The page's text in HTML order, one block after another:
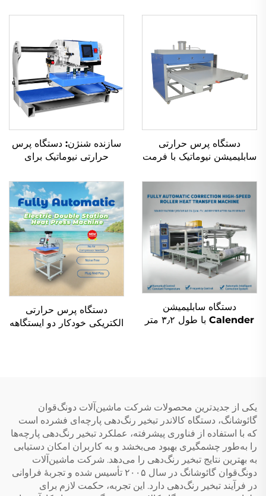
دستگاه پرس حرارتی
سابلیمیشن نیوماتیک با فرمت
چاپگر تخت‌بستری
تک‌سیلندری در شرایط جدید
سازنده شنژن: دستگاه پرس
حرارتی نیوماتیک برای
پیراهن‌ها با استفاده از وینیل،
مناسب برای پرس خودکار
DTF با ابعاد ۸×۸ اینچ
دستگاه سابلیمیشن
Calender با طول ۳٫۲ متر
دستگاه پرس حرارتی
الکتریکی خودکار دو ایستگاهه
یکی از جدیدترین محصولات شرکت ماشین‌آلات دونگ‌قوان
گائوشانگ، دستگاه کالاندر تبخیر رنگ‌دهی پارچه‌ای فشرده است
که با استفاده از فناوری پیشرفته، عملکرد تبخیر رنگ‌دهی پارچه‌ها
را به‌طور چشمگیری بهبود می‌بخشد و به کاربران امکان دستیابی
به بهترین نتایج تبخیر رنگ‌دهی را می‌دهد. شرکت ماشین‌آلات
دونگ‌قوان گائوشانگ در سال ۲۰۰۵ تأسیس شده و تجربهٔ فراوانی
در فرآیند تبخیر رنگ‌دهی دارد. این تجربه، حکمت لازم برای